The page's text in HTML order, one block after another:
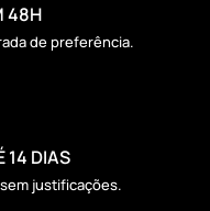
48H
de preferência.
14 DIAS
justificações.